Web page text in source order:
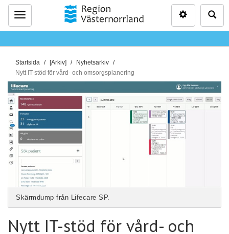
Meny
D
u
ä
r
h
ä
Startsida [Arkiv]
Nyhetsarkiv
Nytt IT-stöd för vård- och omsorgsplanering
Skärmdump från Lifecare SP.
Nytt IT-stöd för vård- och